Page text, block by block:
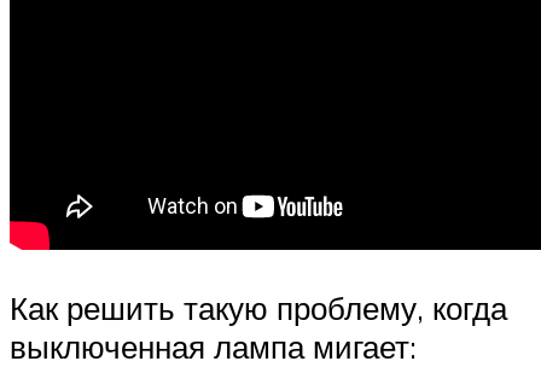
Как решить такую проблему, когда
выключенная лампа мигает: